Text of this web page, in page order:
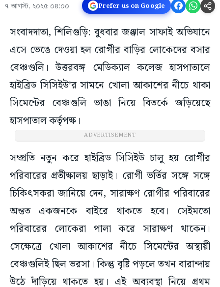
৭ আগস্ট, ২০২৫ ০৪:০০ Prefer us on Google
সংবাদদাতা, শিলিগুড়ি: বুধবার জঞ্জাল সাফাই অভিযানে
এসে ভেঙে দেওয়া হল রোগীর বাড়ির লোকেদের বসার
বেঞ্চগুলি। উত্তরবঙ্গ মেডিক্যাল কলেজ হাসপাতালে
হাইব্রিড সিসিইউ’র সামনে খোলা আকাশের নীচে থাকা
সিমেন্টের বেঞ্চগুলি ভাঙা নিয়ে বিতর্কে জড়িয়েছে
হাসপাতাল কর্তৃপক্ষ।
ADVERTISEMENT
সম্প্রতি নতুন করে হাইব্রিড সিসিইউ চালু হয় রোগীর
পরিবারের প্রতীক্ষালয় ছাড়াই। রোগী ভর্তির সঙ্গে সঙ্গে
চিকিৎসকরা জানিয়ে দেন, সারাক্ষণ রোগীর পরিবারের
অন্তত একজনকে বাইরে থাকতে হবে। সেইমতো
পরিবারের লোকেরা পালা করে সারাক্ষণ থাকেন।
সেক্ষেত্রে খোলা আকাশের নীচে সিমেন্টের অস্থায়ী
বেঞ্চগুলিই ছিল ভরসা। কিন্তু বৃষ্টি পড়লে তখন বারান্দায়
উঠে দাঁড়িয়ে থাকতে হয়। এই অব্যবস্থা নিয়ে প্রথম